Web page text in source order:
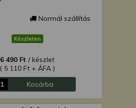
Normál szállítás
Készleten
6 490 Ft / készlet
( 5 110 Ft + ÁFA )
Kosárba